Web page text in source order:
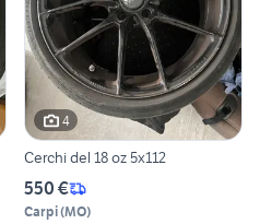
4
Cerchi del 18 oz 5x112
550 €
Carpi(MO)